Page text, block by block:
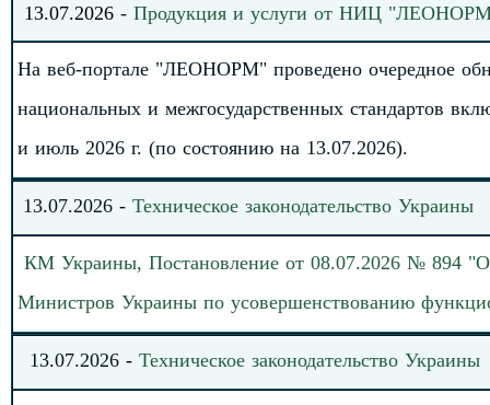
13.07.2026 - Продукция и услуги от НИЦ
На веб-портале "ЛЕОНОРМ" проведено очередное
национальных и межгосударственных стандартов
и июль 2026 г. (по состоянию на 13.07.2026).
13.07.2026 - Техническое законодательство Украины
КМ Украины, Постановление от 08.07.2026 № 894 "О
Министров Украины по усовершенствованию
13.07.2026 - Техническое законодательство Украины